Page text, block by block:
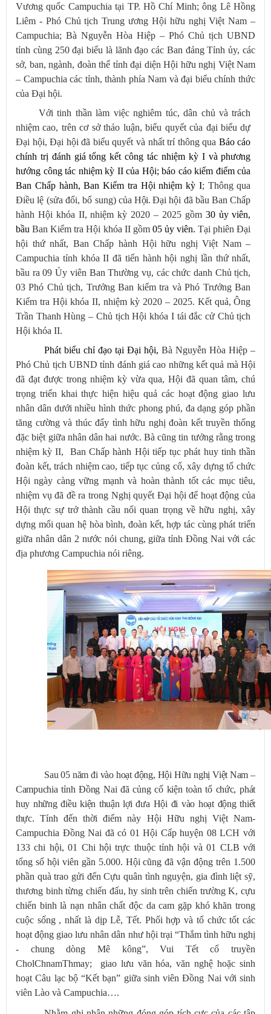
Vương quốc Campuchia tại TP. Hồ Chí Minh; ông Lê Hồng
Liêm - Phó Chủ tịch Trung ương Hội hữu nghị Việt Nam –
Campuchia; Bà Nguyễn Hòa Hiệp – Phó Chủ tịch UBND
tỉnh cùng 250 đại biểu là lãnh đạo các Ban đảng Tỉnh ủy, các
sở, ban, ngành, đoàn thể tỉnh đại diện Hội hữu nghị Việt Nam
– Campuchia các tỉnh, thành phía Nam và đại biểu chính thức
của Đại hội.
Với tinh thần làm việc nghiêm túc, dân chủ và trách
nhiệm cao, trên cơ sở thảo luận, biểu quyết của đại biểu dự
Đại hội,Đại hội đã biểu quyết và nhất trí thông qua Báo cáo
chính trị đánh giá tổng kết công tác nhiệm kỳ I và phương
hướng công tác nhiệm kỳ II của Hội; báo cáo kiểm điểm của
Ban Chấp hành, Ban Kiểm tra Hội nhiệm kỳ I; Thông qua
Điều lệ (sửa đổi, bổ sung) củaHội. Đại hội đã bầu Ban Chấp
hành Hội khóa II, nhiệm kỳ 2020 – 2025 gồm 30 ủy viên,
bầu Ban Kiểm tra Hội khóa II gồm 05 ủy viên. Tạiphiên Đại
hội thứ nhất, Ban Chấp hành Hội hữu nghị Việt Nam –
Campuchia tỉnh khóa II đã tiến hành hội nghị lần thứ nhất,
bầu ra 09 Ủy viên Ban Thường vụ, các chức danh Chủ tịch,
03 Phó Chủ tịch, Trưởng Ban kiểm tra và Phó Trưởng Ban
Kiểm tra Hội khóa II, nhiệm kỳ 2020 – 2025. Kết quả, Ông
Trần Thanh Hùng – Chủ tịch Hội khóa I tái đắc cử Chủ tịch
Hội khóa II.
Phát biểu chỉ đạo tại Đại hội,Bà Nguyễn Hòa Hiệp –
Phó Chủ tịch UBND tỉnh đánh giá cao những kết quả mà Hội
đã đạt được trong nhiệm kỳ vừa qua, Hội đã quan tâm, chú
trọng triển khai thực hiện hiệu quả các hoạt động giao lưu
nhân dân dưới nhiều hình thức phong phú, đa dạng góp phần
tăng cường và thúc đẩy tình hữu nghị đoàn kết truyền thống
đặc biệt giữa nhân dân hai nước. Bà cũng tin tưởng rằng trong
nhiệm kỳ II, Ban Chấp hành Hội tiếp tục phát huy tinh thần
đoàn kết, trách nhiệm cao, tiếp tục củng cố, xây dựng tổ chức
Hội ngày càng vững mạnh và hoàn thành tốt các mục tiêu,
nhiệm vụ đã đề ra trong Nghị quyết Đại hội để hoạt động của
Hội thực sự trở thành cầu nối quan trọng về hữu nghị, xây
dựng mối quan hệ hòa bình, đoàn kết, hợp tác cùng phát triển
giữa nhân dân 2 nước nói chung, giữa tỉnh Đồng Nai với các
địa phương Campuchia nói riêng.
Sau 05 năm đi vào hoạt động, Hội Hữu nghị Việt Nam –
Campuchia tỉnh Đồng Nai đã củng cố kiện toàn tổ chức, phát
huy những điều kiện thuận lợi đưa Hội đi vào hoạt động thiết
thực. Tính đến thời điểm này Hội Hữu nghị Việt Nam-
Campuchia Đồng Nai đã có 01 Hội Cấp huyện 08 LCH với
133 chi hội, 01 Chi hội trực thuộc tỉnh hội và 01 CLB với
tổng số hội viên gần 5.000. Hội cũng đã vận động trên 1.500
phần quà trao gửi đến Cựu quân tình nguyện, gia đình liệt sỹ,
thương binh từng chiến đấu, hy sinh trên chiến trường K, cựu
chiến binh là nạn nhân chất độc da cam gặp khó khăn trong
cuộc sống , nhất là dịp Lễ, Tết. Phối hợp và tổ chức tốt các
hoạt động giao lưu nhân dân như hội trại “Thắm tình hữu nghị
- chung dòng Mê kông”, Vui Tết cổ truyền
CholChnamThmay; giao lưu văn hóa, văn nghệ hoặc sinh
hoạt Câu lạc bộ “Kết bạn” giữa sinh viên Đồng Nai với sinh
viên Lào và Campuchia….